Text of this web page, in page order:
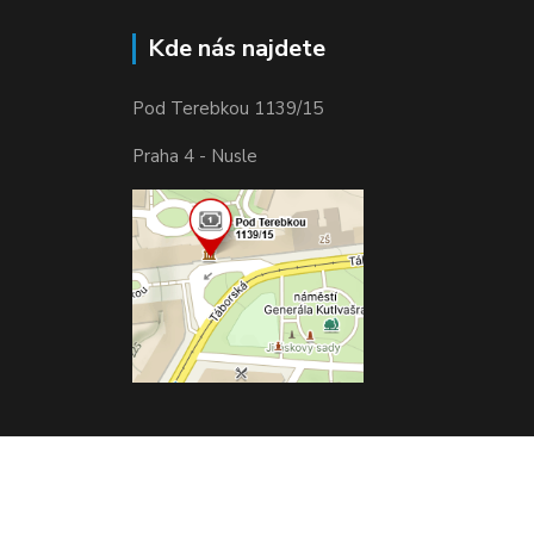
Kde nás najdete
Pod Terebkou 1139/15
Praha 4 - Nusle